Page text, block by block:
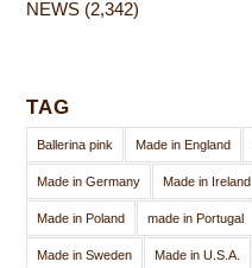
NEWS (2,342)
TAG
Ballerina pink Made in England
Made in Germany Made in Ireland
Made in Poland made in Portugal
Made in Sweden Made in U.S.A.